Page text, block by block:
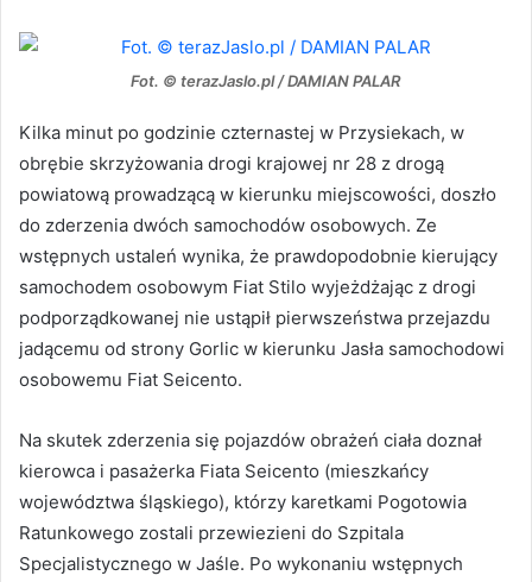
Fot. © terazJaslo.pl / DAMIAN PALAR
Kilka minut po godzinie czternastej w Przysiekach, w
obrębie skrzyżowania drogi krajowej nr 28 z drogą
powiatową prowadzącą w kierunku miejscowości, doszło
do zderzenia dwóch samochodów osobowych. Ze
wstępnych ustaleń wynika, że prawdopodobnie kierujący
samochodem osobowym Fiat Stilo wyjeżdżając z drogi
podporządkowanej nie ustąpił pierwszeństwa przejazdu
jadącemu od strony Gorlic w kierunku Jasła samochodowi
osobowemu Fiat Seicento.
Na skutek zderzenia się pojazdów obrażeń ciała doznał
kierowca i pasażerka Fiata Seicento (mieszkańcy
województwa śląskiego), którzy karetkami Pogotowia
Ratunkowego zostali przewiezieni do Szpitala
Specjalistycznego w Jaśle. Po wykonaniu wstępnych